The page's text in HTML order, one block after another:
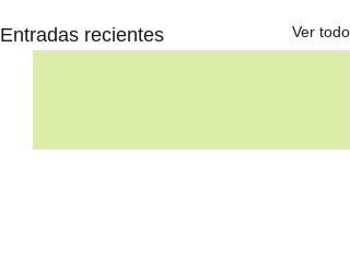
Entradas recientes Ver todo